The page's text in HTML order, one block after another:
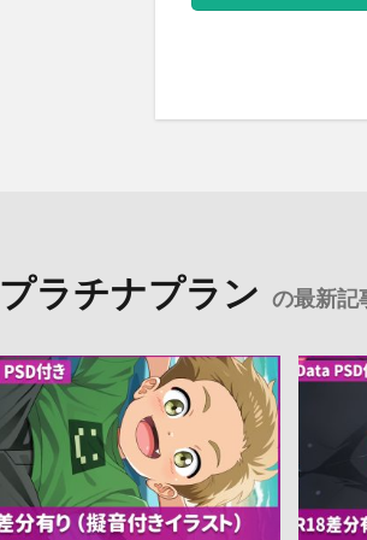
プラチナプラン の最新記